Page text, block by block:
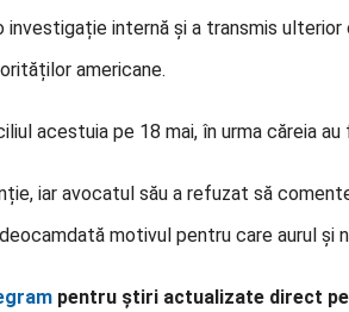
investigație internă și a transmis
americane.
acestuia pe 18 mai, în urma căreia
iar avocatul său a refuzat să
motivul pentru care aurul și
pentru știri actualizate direct